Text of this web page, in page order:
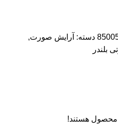
دسته: آرایش صورت,
بلندر
محصول هستند!